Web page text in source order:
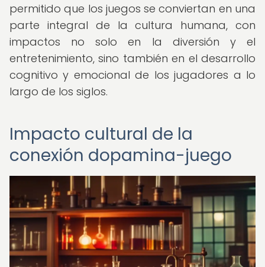
permitido que los juegos se conviertan en una
parte integral de la cultura humana, con
impactos no solo en la diversión y el
entretenimiento, sino también en el desarrollo
cognitivo y emocional de los jugadores a lo
largo de los siglos.
Impacto cultural de la
conexión dopamina-juego